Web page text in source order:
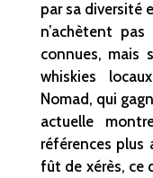
par sa diversité
n’achètent
connues, mais
whiskies
Nomad, qui
actuelle
références plus
fût de xérès, ce